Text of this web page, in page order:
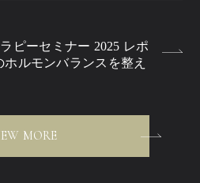
ピーセミナー 2025 レポ
ルモンバランスを整え
MORE